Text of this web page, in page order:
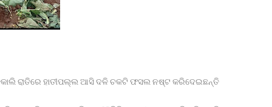
ରାତିରେ ହାତୀପଲ୍ଲ ଆସି ଦଳି ଚକଟି ଫସଲ ନଷ୍ଟ କରିଦେଇଛନ୍ତି.